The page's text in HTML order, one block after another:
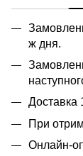
ж дня.
Доставка
При
Онлайн-